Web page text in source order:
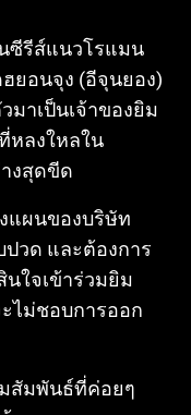
นซีรีส์แนวโรแมน
ยอนจุง (อีจุนยอง)
าเป็นเจ้าของยิม
หลงใหลใน
งสุดขีด
แผนของบริษัท
ปวด และต้องการ
นใจเข้าร่วมยิม
ไม่ชอบการออก
สัมพันธ์ที่ค่อยๆ